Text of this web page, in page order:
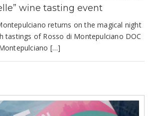
wine tasting event
returns on the magical night
tastings of Rosso di Montepulciano DOC
[…]